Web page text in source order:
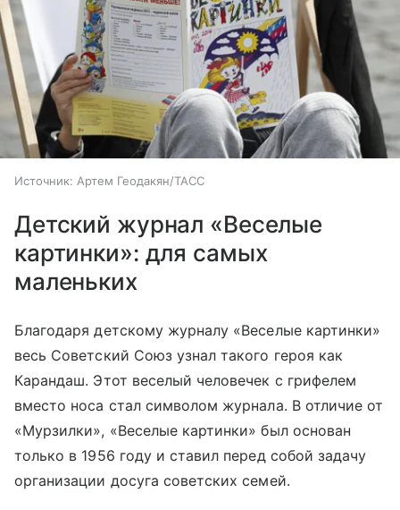
Источник: Артем Геодакян/ТАСС
Детский журнал «Веселые
картинки»: для самых
маленьких
Благодаря детскому журналу «Веселые картинки»
весь Советский Союз узнал такого героя как
Карандаш. Этот веселый человечек с грифелем
вместо носа стал символом журнала. В отличие от
«Мурзилки», «Веселые картинки» был основан
только в 1956 году и ставил перед собой задачу
организации досуга советских семей.